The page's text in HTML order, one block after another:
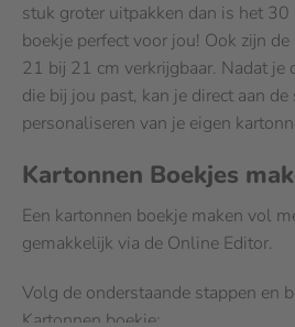
stuk groter uitpakken dan is het
boekje perfect voor jou! Ook zijn
21 bij 21 cm verkrijgbaar. Nadat je
die bij jou past, kan je direct aan
personaliseren van je eigen
Kartonnen Boekjes
Een kartonnen boekje maken vol
gemakkelijk via de Online Editor.
Volg de onderstaande stappen en
Kartonnen boekje: